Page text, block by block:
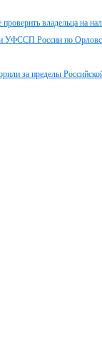
владельца на
УФССП России по
за пределы